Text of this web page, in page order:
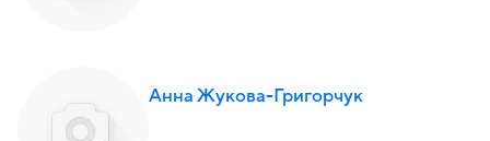
Анна Жукова-Григорчук